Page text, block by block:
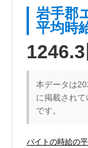
岩手郡
平均時
1246.3
本データは
に掲載され
です。
バイトの時給の